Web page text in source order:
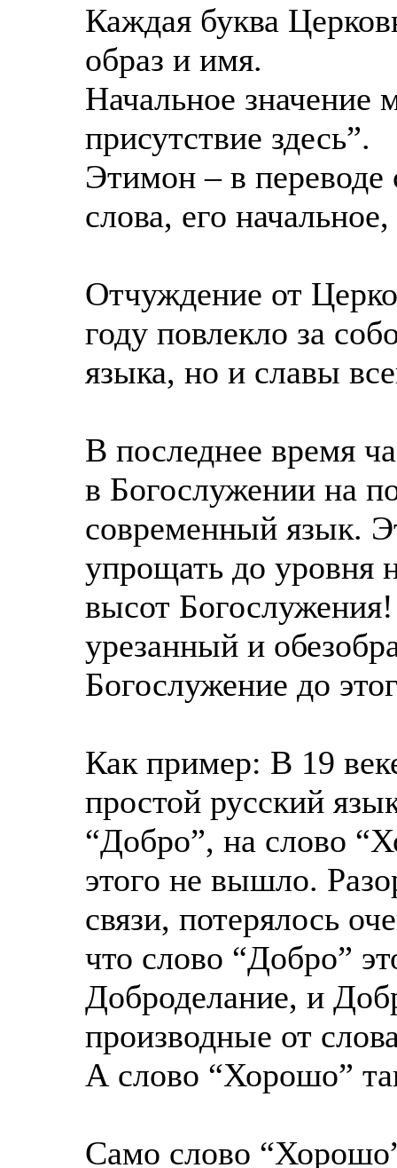
Каждая буква
образ и имя.
Начальное
присутствие здесь”.
Этимон – в переводе
слова, его
Отчуждение от
году повлекло за
языка, но и славы
В последнее время
в Богослужении на
современный язык.
упрощать до уровня
высот
урезанный и
Богослужение до
Как пример: В 19
простой русский
“Добро”, на слово
этого не вышло.
связи, потерялось
что слово “Добро”
Доброделание, и
производные от
А слово “Хорошо”
Само слово